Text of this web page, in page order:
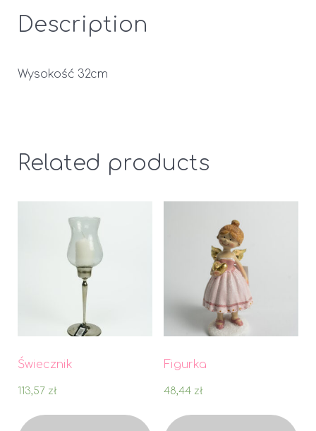
Description
Wysokość 32cm
Related products
Świecznik
113,57 zł
Figurka
48,44 zł